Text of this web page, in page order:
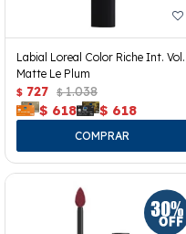
Labial Loreal Color Riche Int. Vol.
Matte Le Plum
$ 727 $ 1.038
$ 618 $ 618